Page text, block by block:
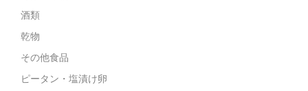
酒類
乾物
その他食品
ピータン・塩漬け卵